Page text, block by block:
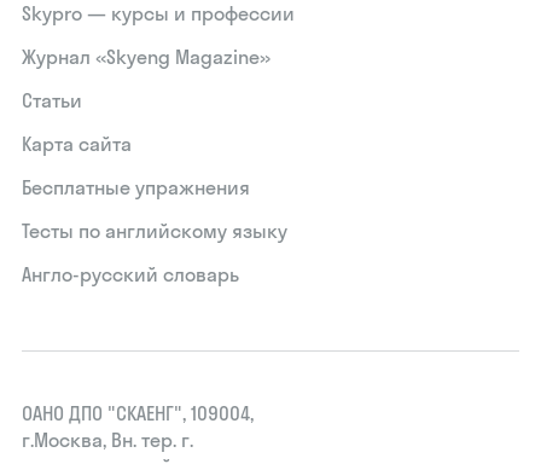
Skypro — курсы и профессии
Журнал «Skyeng Magazine»
Статьи
Карта сайта
Бесплатные упражнения
Тесты по английскому языку
Англо-русский словарь
ОАНО ДПО "СКАЕНГ", 109004,
г.Москва, Вн. тер. г.